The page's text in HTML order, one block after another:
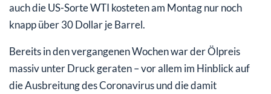
auch die US-Sorte WTI kosteten am Montag nur noch
knapp über 30 Dollar je Barrel.
Bereits in den vergangenen Wochen war der Ölpreis
massiv unter Druck geraten – vor allem im Hinblick auf
die Ausbreitung des Coronavirus und die damit